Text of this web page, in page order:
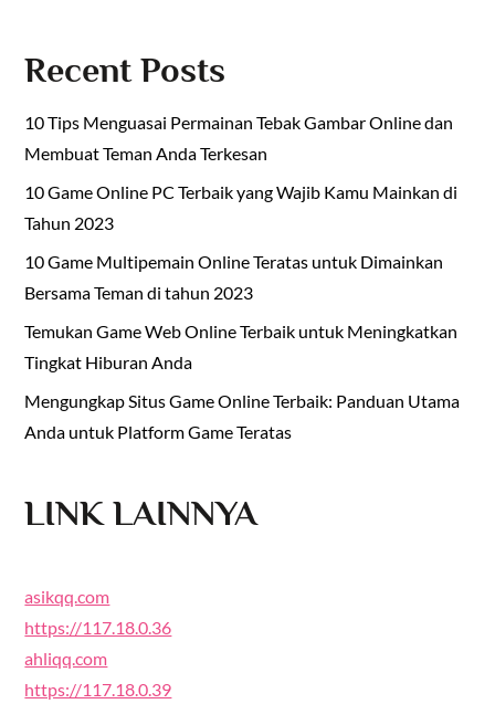
Recent Posts
10 Tips Menguasai Permainan Tebak Gambar Online dan
Membuat Teman Anda Terkesan
10 Game Online PC Terbaik yang Wajib Kamu Mainkan di
Tahun 2023
10 Game Multipemain Online Teratas untuk Dimainkan
Bersama Teman di tahun 2023
Temukan Game Web Online Terbaik untuk Meningkatkan
Tingkat Hiburan Anda
Mengungkap Situs Game Online Terbaik: Panduan Utama
Anda untuk Platform Game Teratas
LINK LAINNYA
asikqq.com
https://117.18.0.36
ahliqq.com
https://117.18.0.39